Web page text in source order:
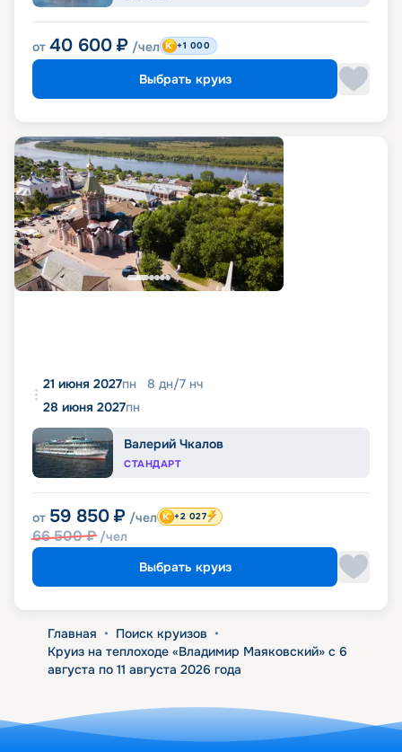
от 40 600 ₽ /чел +1 000
Выбрать круиз
21 июня 2027пн 8 дн/7 нч
28 июня 2027пн
Валерий Чкалов
СТАНДАРТ
от 59 850 ₽ /чел
66 500₽ /чел
+2 027
Выбрать круиз
Главная • Поиск круизов •
Круиз на теплоходе «Владимир Маяковский» с 6
августа по 11 августа 2026 года